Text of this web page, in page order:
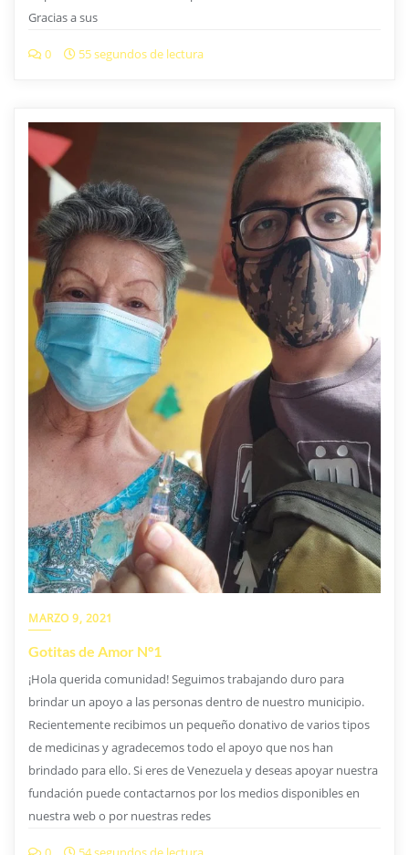
Gracias a sus
0 55 segundos de lectura
MARZO 9, 2021
Gotitas de Amor N°1
¡Hola querida comunidad! Seguimos trabajando duro para
brindar un apoyo a las personas dentro de nuestro municipio.
Recientemente recibimos un pequeño donativo de varios tipos
de medicinas y agradecemos todo el apoyo que nos han
brindado para ello. Si eres de Venezuela y deseas apoyar nuestra
fundación puede contactarnos por los medios disponibles en
nuestra web o por nuestras redes